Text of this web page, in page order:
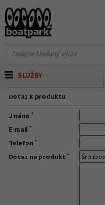
SLUŽBY
Dotaz k produktu
Jméno *
E-mail *
Telefon *
Dotaz na produkt *